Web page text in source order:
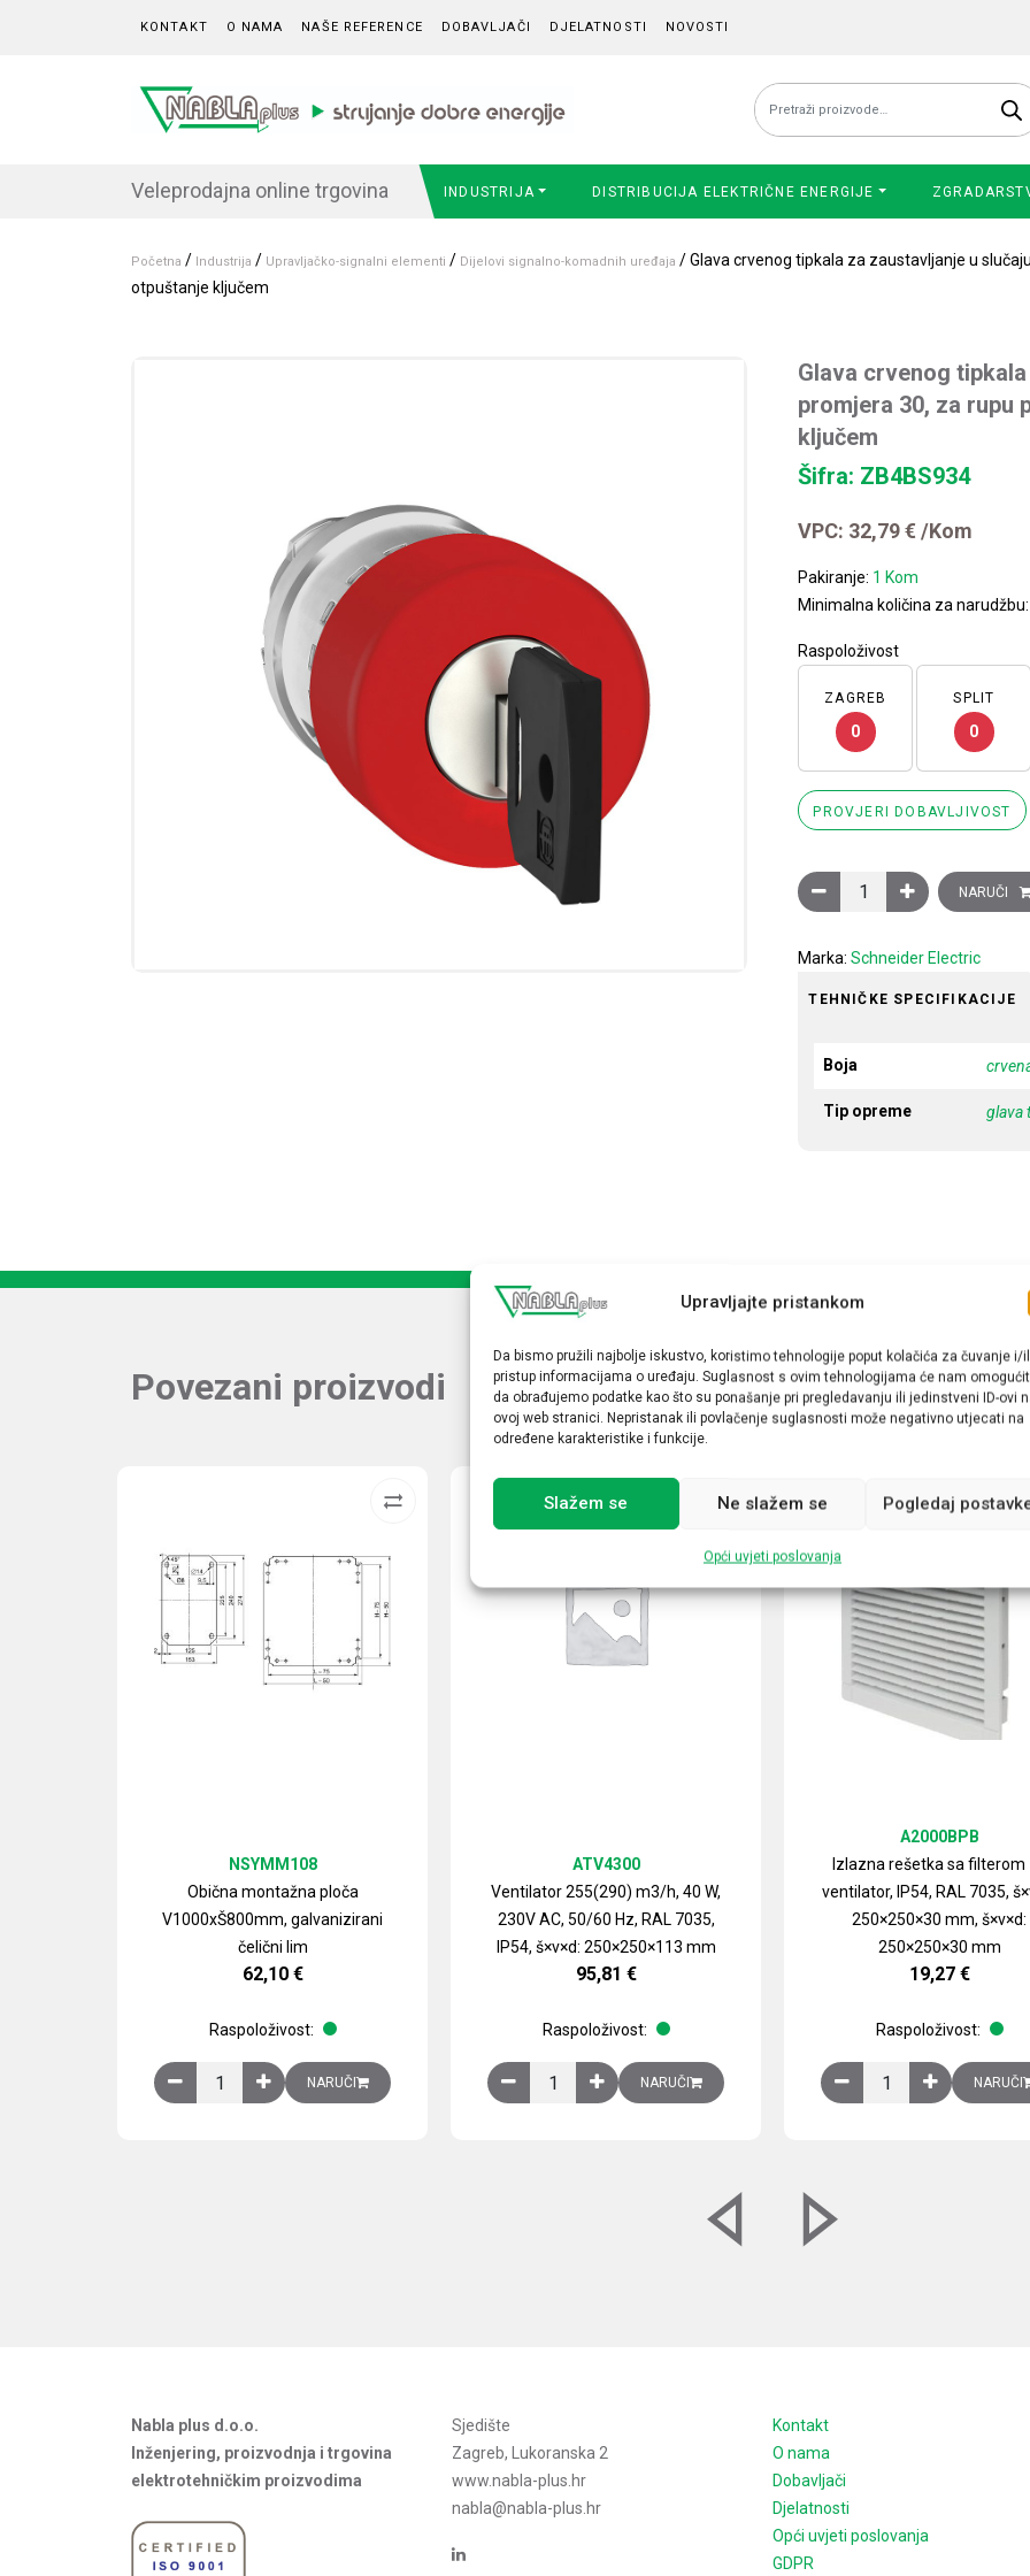
Upravljajte pristankom
Da bismo pružili najbolje iskustvo, koristimo tehnologije poput kolačića za čuvanje i/
pristup informacijama o uređaju. Suglasnost s ovim tehnologijama će nam
da obrađujemo podatke kao što su ponašanje pri pregledavanju ili jedinstveni ID-ovi
ovoj web stranici. Nepristanak ili povlačenje suglasnosti može negativno utjecati na
određene karakteristike i funkcije.
Slažem se Ne slažem se Pogledaj
Opći uvjeti poslovanja
KONTAKT O NAMA NAŠE REFERENCE DOBAVLJAČI DJELATNOSTI NOVOSTI
Pretraži:
Veleprodajna online trgovina INDUSTRIJA DISTRIBUCIJA ELEKTRIČNE ENERGIJE
Početna / Industrija / Upravljačko-signalni elementi / Dijelovi signalno-komadnih uređaja / Glava crvenog tipkala za zaustavljanje u
otpuštanje ključem
Glava crvenog
promjera 30, za rupu
ključem
Šifra: ZB4BS934
VPC: 32,79€ /Kom
Pakiranje: 1 Kom
Minimalna količina za narudžbu:
Raspoloživost
ZAGREB
0
SPLIT
0
PROVJERI DOBAVLJIVOST
Glava crvenog tipkala
NARUČI
Marka:Schneider Electric
TEHNIČKE SPECIFIKACIJE
Boja
Tip opreme glava
Povezani proizvodi
Obična montažna ploča
V1000xŠ800mm, galvanizirani
čelični lim
NSYMM108
62,10 €
Raspoloživost:
Obična montažna ploča V1000xŠ800mm, galvanizirani čelični lim količina
NARUČI
Ventilator 255(290) m3/h, 40 W,
230V AC, 50/60 Hz, RAL 7035,
IP54, š×v×d: 250×250×113 mm
ATV4300
95,81 €
Raspoloživost:
Ventilator 255(290) m3/h, 40 W, 230V AC, 50/60 Hz, RAL 7035,
NARUČI
Izlazna rešetka sa filterom
ventilator, IP54, RAL 7035,
250×250×30 mm, š×v×d:
250×250×30 mm
A2000BPB
19,27 €
Raspoloživost:
Izlazna rešetka saNARUČI
Nabla plus d.o.o.
Inženjering, proizvodnja i trgovina
elektrotehničkim proizvodima
Sjedište
Zagreb, Lukoranska 2
www.nabla-plus.hr
nabla@nabla-plus.hr
Kontakt
O nama
Dobavljači
Djelatnosti
Opći uvjeti poslovanja
GDPR